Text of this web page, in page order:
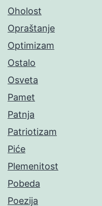
Oholost
Opraštanje
Optimizam
Ostalo
Osveta
Pamet
Patnja
Patriotizam
Piće
Plemenitost
Pobeda
Poezija